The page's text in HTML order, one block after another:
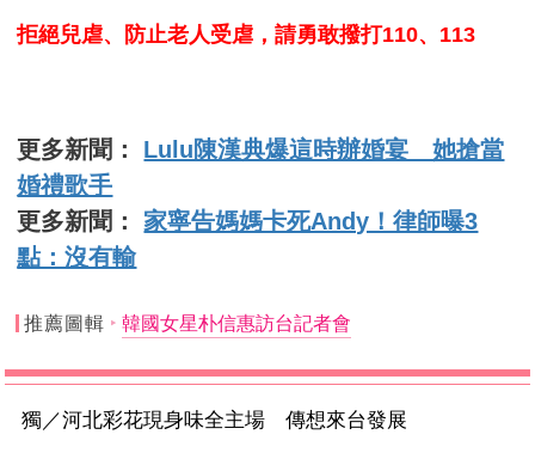
拒絕兒虐、防止老人受虐，請勇敢撥打110、113
更多新聞： Lulu陳漢典爆這時辦婚宴 她搶當
婚禮歌手
更多新聞： 家寧告媽媽卡死Andy！律師曝3
點：沒有輸
推薦圖輯 韓國女星朴信惠訪台記者會
獨／河北彩花現身味全主場 傳想來台發展